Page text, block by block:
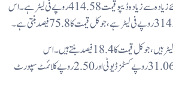
ہائی اسپیڈ ڈیزل (ایچ ایس ڈی) کیلئے زیادہ سے زیادہ ڈیپو قیمت 414.58 روپے فی لیٹر ہے۔ اس
ڈیزل پر ٹیکسز 76.16 روپے فی لیٹر ہیں، جو کل قیمت کا 18.4 فیصد بنتے ہیں۔ اس
میں 42.60 روپے پی ڈی ایل، 31.06 روپے کسٹمز ڈیوٹی اور 2.50 روپے کلائمٹ سپورٹ